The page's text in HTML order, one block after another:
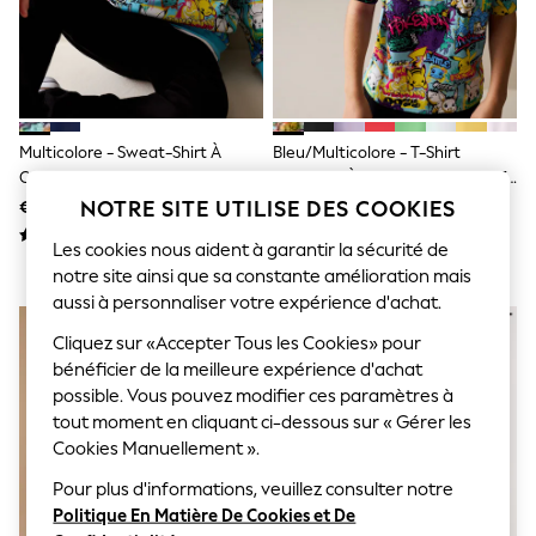
Sunglasses
Men's Holiday Shop
All Swimwear
Accessories
Bags & Luggage
Footwear
Hats
Linen Collection
Polo Shirts
Shirts
Shorts
Sunglasses
Vests
Boys Holiday Shop
All Swimwear
Ponchos & Toweling sets
Sun Hats & Caps
Polo Shirts
Rash Vests
Sandals & Sliders
Shirts
Multicolore - Sweat-Shirt À
Capuche Graphique Pokemon
(4-16ans)
€ 31 - € 40
Bleu/multicolore - T-Shirt
Pokémon À Manches Courtes (3-
16ans)
€ 15 - € 19
NOTRE SITE UTILISE DES COOKIES
Les cookies nous aident à garantir la sécurité de
notre site ainsi que sa constante amélioration mais
aussi à personnaliser votre expérience d'achat.
Cliquez sur «Accepter Tous les Cookies» pour
bénéficier de la meilleure expérience d'achat
possible. Vous pouvez modifier ces paramètres à
tout moment en cliquant ci-dessous sur « Gérer les
Cookies Manuellement ».
Pour plus d'informations, veuillez consulter notre
Politique En Matière De Cookies et De